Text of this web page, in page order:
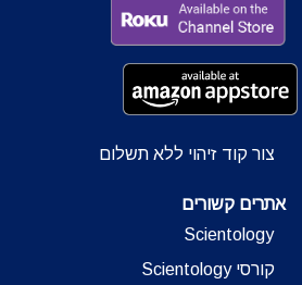
צור קוד זיהוי ללא תשלום
אתרים קשורים
Scientology
קורסי Scientology